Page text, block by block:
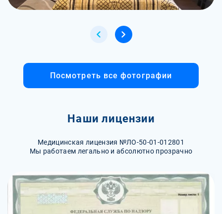
Посмотреть все фотографии
Наши лицензии
Медицинская лицензия №ЛО-50-01-012801
Мы работаем легально и абсолютно прозрачно